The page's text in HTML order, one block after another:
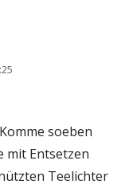
soeben
mit Entsetzen
Teelichter